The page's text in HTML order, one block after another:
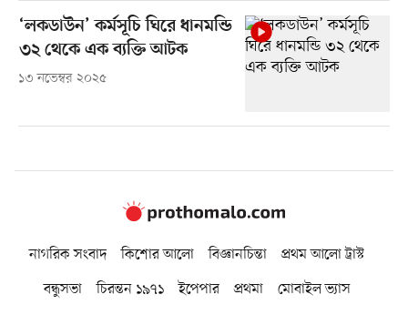
‘লকডাউন’ কর্মসূচি ঘিরে ধানমন্ডি
৩২ থেকে এক ব্যক্তি আটক
১৩ নভেম্বর ২০২৫
নাগরিক সংবাদ কিশোর আলো বিজ্ঞানচিন্তা
প্রথম আলো ট্রাস্ট
বন্ধুসভা
চিরন্তন ১৯৭১ ইপেপার প্রথমা মোবাইল ভ্যাস